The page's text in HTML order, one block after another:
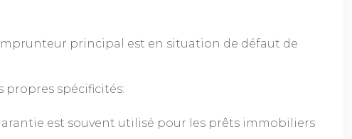
principal est en situation de défaut de
propres spécificités:
est souvent utilisé pour les prêts immobiliers